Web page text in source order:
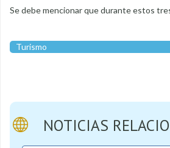
Se debe mencionar que durante estos
Turismo
NOTICIAS